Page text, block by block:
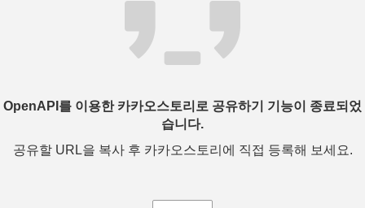
OpenAPI를 이용한 카카오스토리로 공유하기 기능이 종료되었
습니다.
공유할 URL을 복사 후 카카오스토리에 직접 등록해 보세요.